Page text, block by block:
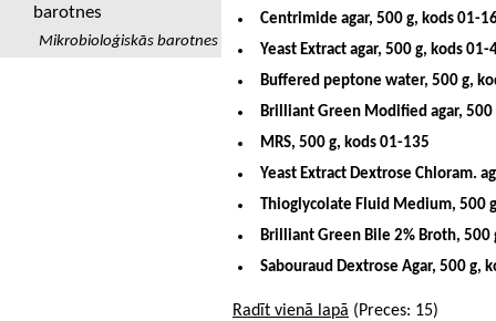
barotnes
Mikrobioloģiskās barotnes
Centrimide agar, 500 g, kods 01-
Yeast Extract agar, 500 g, kods 01-
Buffered peptone water, 500 g,
Brilliant Green Modified agar, 500
MRS, 500 g, kods 01-135
Yeast Extract Dextrose Chloram.
Thioglycolate Fluid Medium, 500
Brilliant Green Bile 2% Broth, 500
Sabouraud Dextrose Agar, 500 g,
Radīt vienā lapā (Preces: 15)